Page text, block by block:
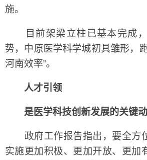
施。
目前架梁立柱已基本完成，
势，中原医学科学城初具雏形，
河南效率”。
人才引领
是医学科技创新发展的关键
政府工作报告指出，要全方位
实施更加积极、更加开放、更加